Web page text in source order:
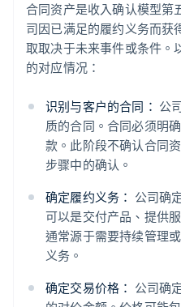
合同资产是收入确认模型第
司因已满足的履约义务而获
取取决于未来事件或条件。
的对应情况：
识别与客户的合同： 公
质的合同。合同必须明
款。此阶段不确认合同
步骤中的确认。
确定履约义务： 公司确
可以是交付产品、提供
通常源于需要持续管理
义务。
确定交易价格： 公司确